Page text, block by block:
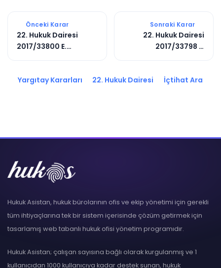
Önceki Karar
22. Hukuk Dairesi
2017/33800 E.
Sonraki Karar
22. Hukuk Dairesi
2017/33798 E.
Yargıtay Kararları 22. Hukuk Dairesi İçtihat Ara
Hukuk Asistan, hukuk bürolarının ofis ve ekip yönetimi için gerekli
tüm ihtiyaçlarına tek bir sistem içerisinde çözüm getirmek için
tasarlamış web tabanlı hukuk ofisi yönetim programıdır.
Hukuk Asistan; çalışan sayısına bağlı olarak kurgulanmış ve 1
kullanıcıdan 1000 kullanıcıya kadar destek sunan, hukuk